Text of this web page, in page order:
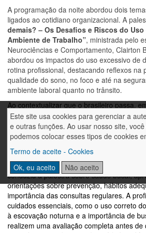
Este site usa cookies para gerenciar a
e outras funções. Ao usar nosso site,
podemos colocar esses tipos de cookies
Termo de aceite - Cookies
Ok, eu aceito
Não aceito
A programação da noite abordou dois
ligados ao cotidiano organizacional. A
demais? – Os Desafios e Riscos do
Ambiente de Trabalho”, ministrada pelo
Neurociências e Comportamento, Clairton
abordou os impactos do uso excessivo de
rotina profissional, destacando reflexos na
qualidade do sono, no foco e até na
ambiente laboral quanto no trânsito.
Ao contextualizar que o brasileiro passa,
horas por dia em redes sociais, Briske
tecnologia seja uma aliada indispensável, o
gerar prejuízos comportamentais e
Na sequência, a cirurgiã-dentista Adriana
conduziu a palestra sobre saúde bucal,
orientações sobre prevenção, hábitos
importância das consultas regulares. A
cuidados essenciais, como o uso correto
à escovação noturna e a importância de
realizem uma avaliação completa antes de